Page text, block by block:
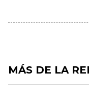
MÁS DE LA